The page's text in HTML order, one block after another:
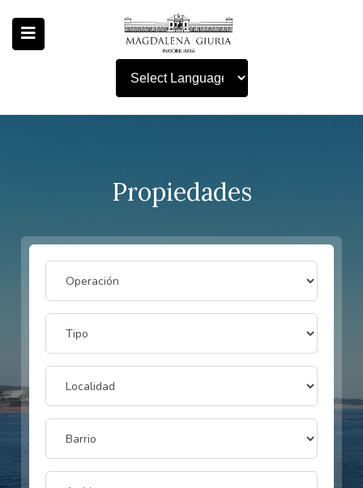
Propiedades